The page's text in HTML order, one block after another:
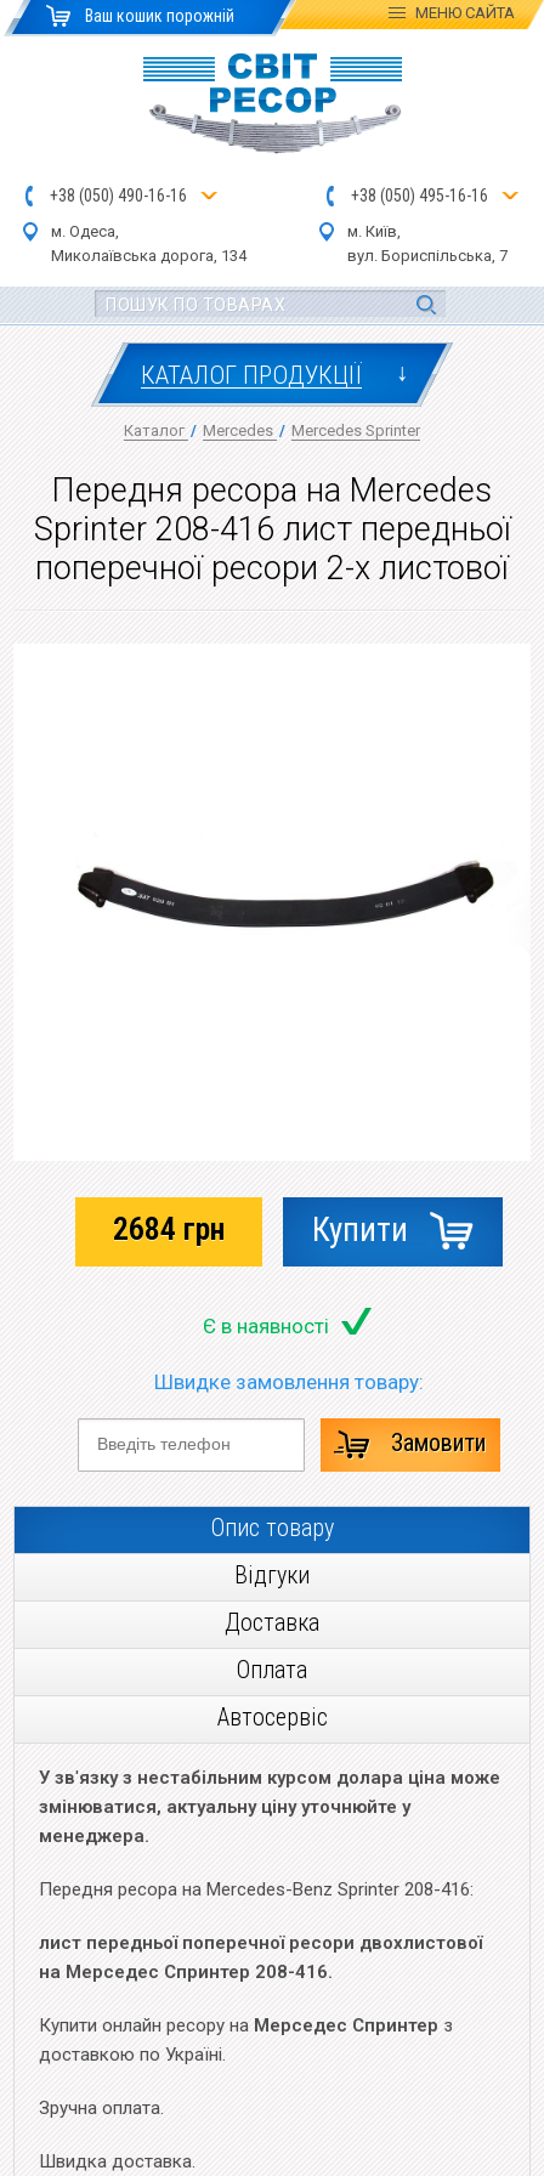
Ваш кошик порожній МЕНЮСАЙТА
+38 (050) 490-16-16
м. Одеса,
Миколаївська дорога, 134
+38 (050) 495-16-16
м. Київ,
вул. Бориспільська, 7
КАТАЛОГ ПРОДУКЦІЇ ↓
Каталог / Mercedes / Mercedes Sprinter
Передня ресора на Mercedes
Sprinter 208-416 лист передньої
поперечної ресори 2-х листової
2684 грн Купити
Є в наявності
Швидке замовлення товару:
Замовити
Опис товару
Відгуки
Доставка
Оплата
Автосервіс
У зв'язку з нестабільним курсом долара ціна може
змінюватися, актуальну ціну уточнюйте у
менеджера.
Передня ресора на Mercedes-Benz Sprinter 208-416:
лист передньої поперечної ресори двохлистової
на Мерседес Спринтер 208-416.
Купити онлайн ресору на Мерседес Спринтер з
доставкою по Україні.
Зручна оплата.
Швидка доставка.